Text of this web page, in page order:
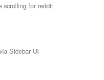
scrolling for reddit
Sidebar UI